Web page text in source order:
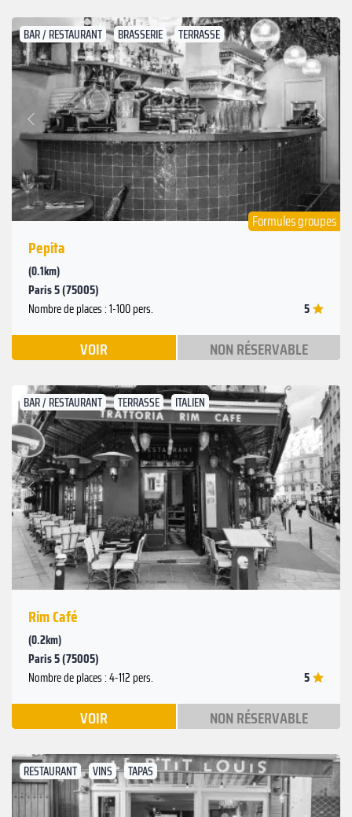
BAR / RESTAURANT BRASSERIE TERRASSE
Précédent
Suivant
Formules groupes
Pepita
(0.1km)
Paris 5 (75005)
Nombre de places : 1-100 pers. 5
VOIR NON RÉSERVABLE
BAR / RESTAURANT TERRASSE ITALIEN
Précédent
Suivant
Rim Café
(0.2km)
Paris 5 (75005)
Nombre de places : 4-112 pers. 5
VOIR NON RÉSERVABLE
RESTAURANT VINS TAPAS